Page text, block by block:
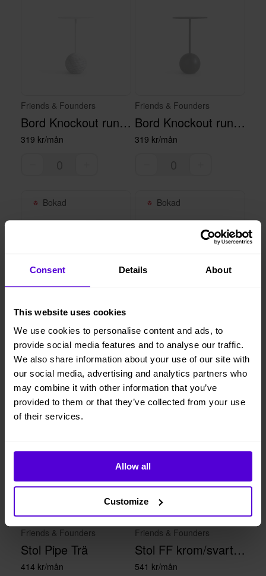
Consent Details About
This website uses cookies
We use cookies to personalise content and ads, to
provide social media features and to analyse our traffic.
We also share information about your use of our site with
our social media, advertising and analytics partners who
may combine it with other information that you’ve
provided to them or that they’ve collected from your use
of their services.
Allow all
Customize
Friends & Founders
Bord Knockout rund Vit
319 kr/mån
Friends & Founders
Bord Knockout runt Svart
319 kr/mån
Bokad
Friends & Founders
Pipe Lounge Fixed Base Brun
961 kr/mån
Bokad
Bokad
Friends & Founders
Stol Pipe Trä
414 kr/mån
Friends & Founders
Stol FF krom/svart läder
541 kr/mån